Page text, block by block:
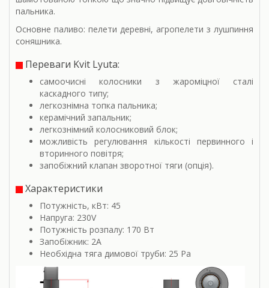
пальника.
Основне паливо: пелети деревні, агропелети з лушпиння
соняшника.
Переваги Kvit Lyuta:
самоочисні колосники з жароміцної сталі
каскадного типу;
легкознімна топка пальника;
керамічний запальник;
легкознімний колосниковий блок;
можливість регулювання кількості первинного і
вторинного повітря;
запобіжний клапан зворотної тяги (опція).
Характеристики
Потужність, кВт: 45
Напруга: 230V
Потужність розпалу: 170 Вт
Запобіжник: 2A
Необхідна тяга димової труби: 25 Pa